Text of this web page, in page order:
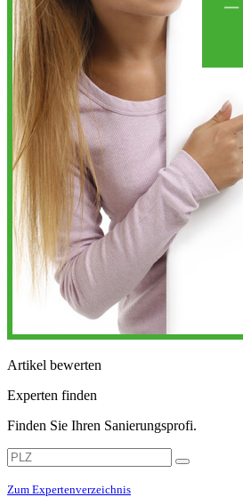
Artikel bewerten
Experten finden
Finden Sie Ihren Sanierungsprofi.
Zum Expertenverzeichnis